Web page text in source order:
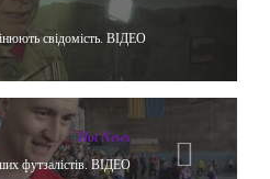
свідомість. ВІДЕО
Hot News
футзалістів. ВІДЕО